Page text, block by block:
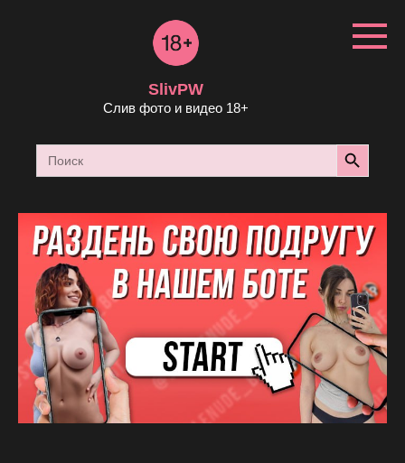
SlivPW
Слив фото и видео 18+
Search
for:
Search Button